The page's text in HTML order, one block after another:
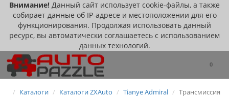
Внимание! Данный сайт использует cookie-файлы, а также
собирает данные об IP-адресе и местоположении для его
функционирования. Продолжая использовать данный
ресурс, вы автоматически соглашаетесь с использованием
данных технологий.
0
Каталоги Каталоги ZXAuto Tianye Admiral Трансмиссия